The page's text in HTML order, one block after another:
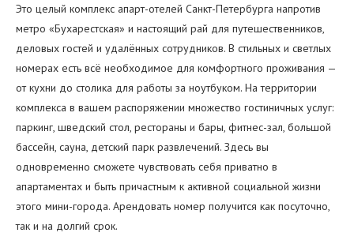
Это целый комплекс апарт-отелей Санкт-Петербурга напротив
метро «Бухарестская» и настоящий рай для путешественников,
деловых гостей и удалённых сотрудников. В стильных и светлых
номерах есть всё необходимое для комфортного проживания —
от кухни до столика для работы за ноутбуком. На территории
комплекса в вашем распоряжении множество гостиничных услуг:
паркинг, шведский стол, рестораны и бары, фитнес-зал, большой
бассейн, сауна, детский парк развлечений. Здесь вы
одновременно сможете чувствовать себя приватно в
апартаментах и быть причастным к активной социальной жизни
этого мини-города. Арендовать номер получится как посуточно,
так и на долгий срок.